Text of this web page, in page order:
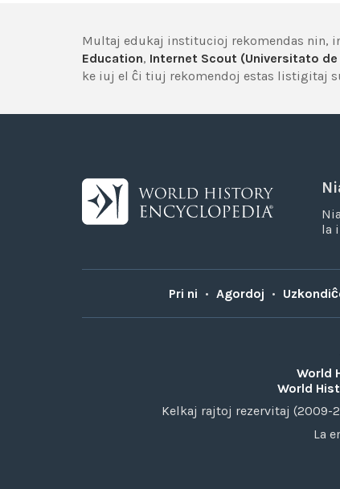
Multaj edukaj institucioj rekomendas nin,
Education, Internet Scout (Universitato
ke iuj el ĉi tiuj rekomendoj estas listigitaj
la
Pri ni • Agordoj •
World
World
Kelkaj rajtoj rezervitaj (2009-
La